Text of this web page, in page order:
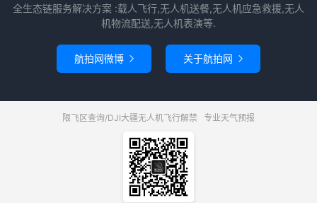
全生态链服务解决方案 :载人飞行,无人机送餐,无人机应急救援,无人
机物流配送,无人机表演等.
航拍网微博  关于航拍网 
限飞区查询/DJI大疆无人机飞行解禁 专业天气预报